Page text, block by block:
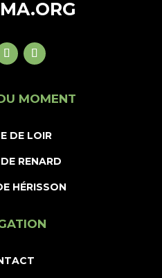
MOMENT
DE LOIR
RENARD
HÉRISSON